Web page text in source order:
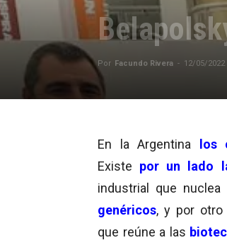
Por Facundo Rivera - 12/05/2022
En la Argentina los
Existe por un lado
industrial que nuclea
genéricos, y por otro
que reúne a las